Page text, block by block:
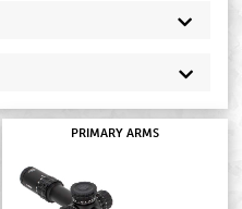
PRIMARY ARMS